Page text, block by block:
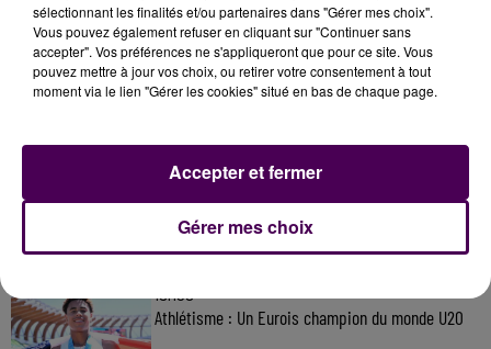
À LA UNE
7 août 2026
Gagnez vos pass pour le V and B Fest' 2026 !
11 juillet 2026
Inscrivez-vous au casting The Voice & The Voice
Kids !
13h58
Athlétisme : Un Eurois champion du monde U20
sélectionnant les finalités et/ou partenaires dans "Gérer mes choix".
Vous pouvez également refuser en cliquant sur "Continuer sans
accepter". Vos préférences ne s'appliqueront que pour ce site. Vous
pouvez mettre à jour vos choix, ou retirer votre consentement à tout
moment via le lien "Gérer les cookies" situé en bas de chaque page.
Gérer mes choix
Accepter et fermer